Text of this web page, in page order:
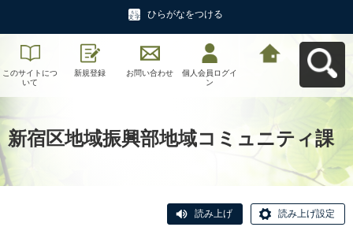
ひらがなをつける
このサイトにつ
いて
新規登録 お問い合わせ
個人会員ログイ
ン
新宿区地域振興部地域コミュニティ課
読み上げ 読み上げ設定